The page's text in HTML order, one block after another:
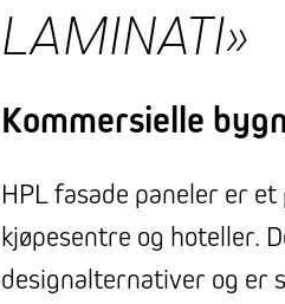
LAMINATI»
Kommersielle
HPL fasade paneler er
kjøpesentre og hoteller.
designalternativer og er